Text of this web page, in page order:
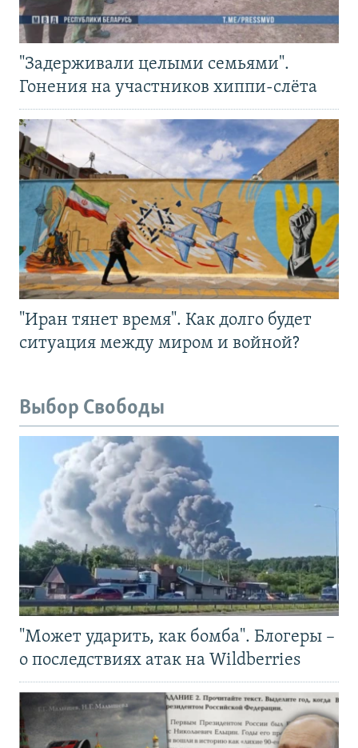
"Задерживали целыми семьями".
Гонения на участников хиппи-слёта
"Иран тянет время". Как долго будет
ситуация между миром и войной?
Выбор Свободы
"Может ударить, как бомба". Блогеры –
о последствиях атак на Wildberries